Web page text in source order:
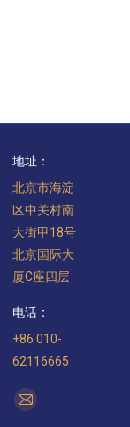
地址：
北京市海淀
区中关村南
大街甲18号
北京国际大
厦C座四层
电话：
+86 010-
62116665
找到我们：
Mail